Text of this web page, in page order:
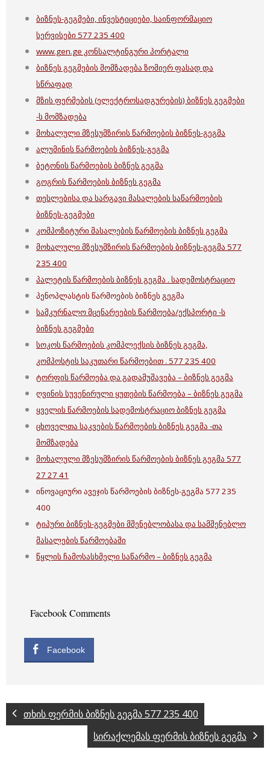
ბიზნეს-გეგმები, ინვესტიციები, საინფორმაციო
სერვისები 577 235 400
www.gen.ge კონსალტინგური პორტალი
ბიზნეს გეგმების მომზადება ზომიერ ფასად და
სწრაფად
მზის ფერმების (ელექტროსადგურების) ბიზნეს გეგმები
-ს მომზადება
მოხალული მზესუმზირის წარმოების ბიზნეს-გეგმა
ალუმინის წარმოების ბიზნეს-გეგმა
ბეტონის წარმოების ბიზნეს გეგმა
გოგრის წარმოების ბიზნეს გეგმა
თესლებისა და სარგავი მასალების საწარმოების
ბიზნეს-გეგმები
კომპოზიტური მასალების წარმოების ბიზნეს გეგმა
მოხალული მზესუმზირის წარმოების ბიზნეს-გეგმა 577
235 400
პალეტის წარმოების ბიზნეს გეგმა . სადემოსტრაციო
პენოპლასტის წარმოების ბიზნეს გეგმა
სამკურნალო მცენარეების წარმოება/ექსპორტი -ს
ბიზნეს გეგმები
სოკოს წარმოების კომპლექსის ბიზნეს გეგმა,
კომპოსტის საკუთარი წარმოებით . 577 235 400
ტორფის წარმოება და გადამუშავება – ბიზნეს გეგმა
ღვინის სუვენირული ყუთების წარმოება – ბიზნეს გეგმა
ყველის წარმოების სადემოსტრაციო ბიზნეს გეგმა
ცხოველთა საკვების წარმოების ბიზნეს გეგმა -თა
მომზადება
მოხალული მზესუმზირის წარმოების ბიზნეს გეგმა 577
27 27 41
ინოვაციური ავეჯის წარმოების ბიზნეს-გეგმა 577 235
400
ტიპური ბიზნეს-გეგმები მშენებლობასა და სამშენებლო
მასალების წარმოებაში
წყლის ჩამოსასხმელი საწარმო – ბიზნეს გეგმა
Facebook Comments
Facebook
თხის ფერმის ბიზნეს გეგმა 577 235 400
სირაქლემას ფერმის ბიზნეს გეგმა